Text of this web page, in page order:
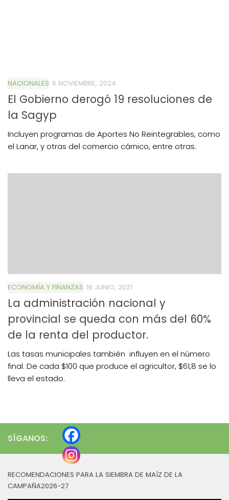
NACIONALES 6 NOVIEMBRE, 2024
El Gobierno derogó 19 resoluciones de
la Sagyp
Incluyen programas de Aportes No Reintegrables, como
el Lanar, y otras del comercio cárnico, entre otras.
ECONOMÍA Y FINANZAS 16 JUNIO, 2021
La administración nacional y
provincial se queda con más del 60%
de la renta del productor.
Las tasas municipales también influyen en el número
final. De cada $100 que produce el agricultor, $61,8 se lo
lleva el estado.
SÍGANOS:
RECOMENDACIONES PARA LA SIEMBRA DE MAÍZ DE LA
CAMPAÑA2026-27